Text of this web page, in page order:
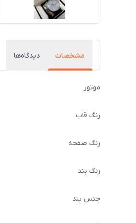
مشخصات دیدگاه‌ها
موتور
رنگ قاب
رنگ صفحه
رنگ بند
جنس بند